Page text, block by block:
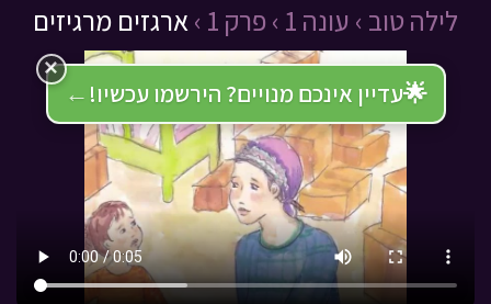
לילה טוב › עונה 1 › פרק 1 › ארגזים מרגיזים
🌟עדיין אינכם מנויים? הירשמו עכשיו! ←
×